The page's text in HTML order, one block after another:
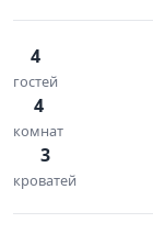
4
гостей
4
комнат
3
кроватей